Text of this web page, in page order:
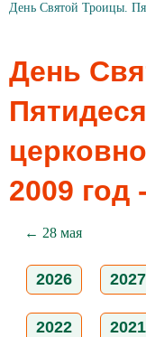
День Святой Троицы.
День
2009 год
← 28 мая
2026 2027
2022 2021